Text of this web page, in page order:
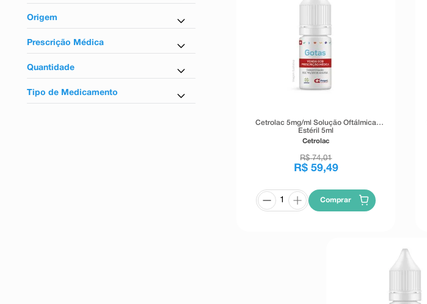
Tarja vermelha
Origem
Nacional
Prescrição Médica
Não
Quantidade
10 Comprimidos
10ml
Tipo de Medicamento
Cetrolac 5mg/ml Solução Oftálmica
Estéril 5ml
Cetrolac
R$ 74,01
R$ 59,49
Comprar